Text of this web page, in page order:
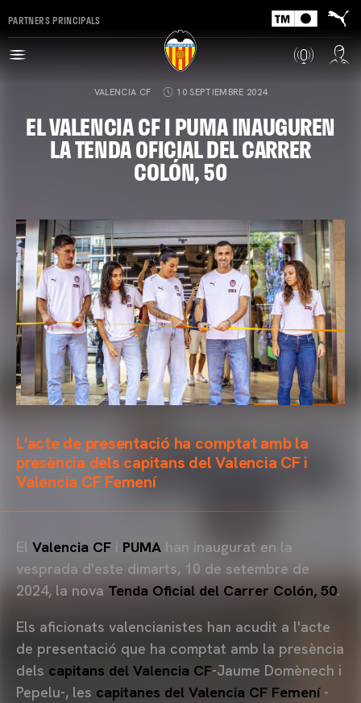
PARTNERS PRINCIPALS
VALENCIA CF 10 SEPTIEMBRE 2024
EL VALENCIA CF I PUMA INAUGUREN
LA TENDA OFICIAL DEL CARRER
COLÓN, 50
L'acte de presentació ha comptat amb la
presència dels capitans del Valencia CF i
Valencia CF Femení
El Valencia CF i PUMA han inaugurat en la
vesprada d'este dimarts, 10 de setembre de
2024, la nova Tenda Oficial del Carrer Colón, 50.
Els aficionats valencianistes han acudit a l'acte
de presentació que ha comptat amb la presència
dels capitans del Valencia CF-Jaume Domènech i
Pepelu-, les capitanes del Valencia CF Femení-